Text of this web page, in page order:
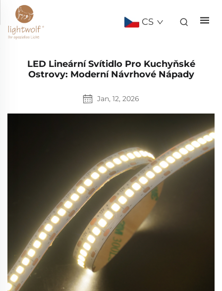
CS
LED Lineární Svítidlo Pro Kuchyňské
Ostrovy: Moderní Návrhové Nápady
Jan, 12, 2026